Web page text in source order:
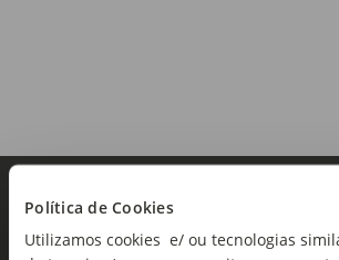
Política de Cookies
Utilizamos cookies e/ ou tecnologias